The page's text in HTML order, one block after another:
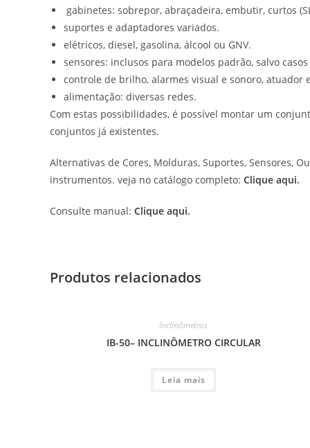
gabinetes: sobrepor, abraçadeira, embutir, curtos
suportes e adaptadores variados.
elétricos, diesel, gasolina, álcool ou GNV.
sensores: inclusos para modelos padrão, salvo
controle de brilho, alarmes visual e sonoro, atuador
alimentação: diversas redes.
Com estas possibilidades, é possível montar um
conjuntos já existentes.
Alternativas de Cores, Molduras, Suportes, Sensores,
instrumentos. veja no catálogo completo: Clique aqui.
Consulte manual: Clique aqui.
Produtos relacionados
Inclinômetros
IB-50– INCLINÔMETRO CIRCULAR
Leia mais